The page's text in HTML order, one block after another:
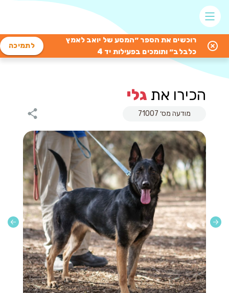
רוכשים את הספר ״המסע של יואב לאמץ
כלבלב״ ותומכים בפעילות יד 4
לתמיכה
הכירו את גלי
מודעה מס׳ 71007